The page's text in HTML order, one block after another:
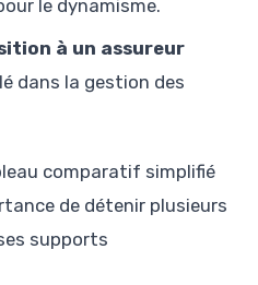
le dynamisme.
à un assureur
dans la gestion des
comparatif simplifié
de détenir plusieurs
supports